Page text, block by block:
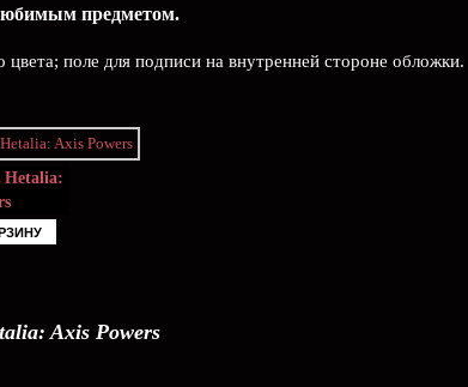
предметом.
поле для подписи на внутренней стороне обложки.
Hetalia:
Axis Powers